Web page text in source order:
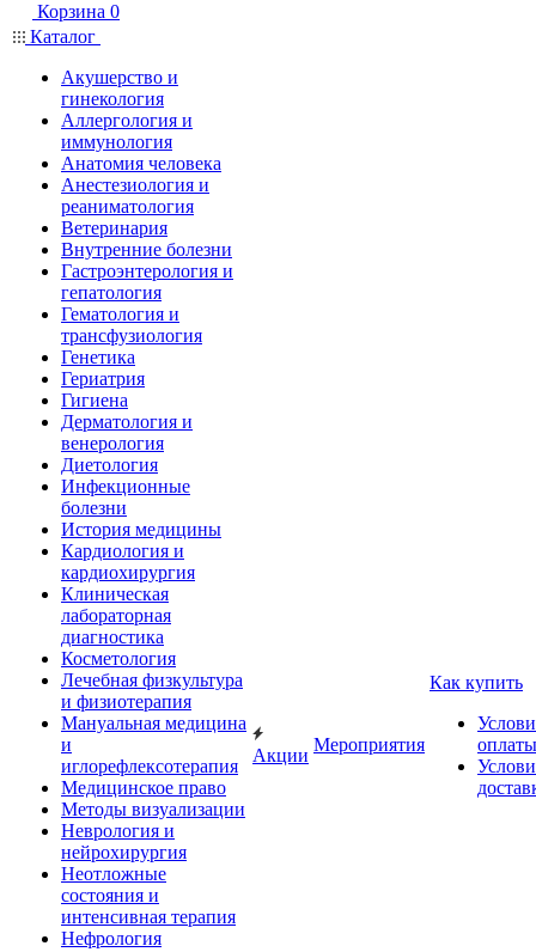
Корзина 0
Каталог
Акушерство и
гинекология
Аллергология и
иммунология
Анатомия человека
Анестезиология и
реаниматология
Ветеринария
Внутренние болезни
Гастроэнтерология и
гепатология
Гематология и
трансфузиология
Генетика
Гериатрия
Гигиена
Дерматология и
венерология
Диетология
Инфекционные
болезни
История медицины
Кардиология и
кардиохирургия
Клиническая
лабораторная
диагностика
Косметология
Лечебная физкультура
и физиотерапия
Мануальная медицина
и
иглорефлексотерапия
Медицинское право
Методы визуализации
Неврология и
нейрохирургия
Неотложные
состояния и
интенсивная терапия
Нефрология
Акции
Мероприятия
Как купить
оплаты